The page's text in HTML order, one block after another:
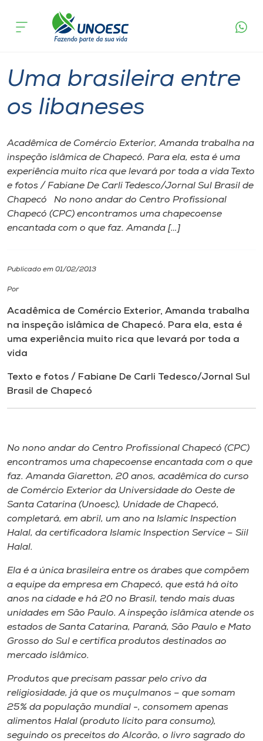
Cursos
Pesquisa
Portal de Ensino
A
Unoesc
I.nova
Diplomados
Cultura
CPA
Editora
Rádio
Museu
Unoesc
Store
Selecione
Uma brasileira entre
os libaneses
Acadêmica de Comércio Exterior, Amanda trabalha na
inspeção islâmica de Chapecó. Para ela, esta é uma
experiência muito rica que levará por toda a vida Texto
e fotos / Fabiane De Carli Tedesco/Jornal Sul Brasil de
Chapecó No nono andar do Centro Profissional
Chapecó (CPC) encontramos uma chapecoense
encantada com o que faz. Amanda […]
Publicado em 01/02/2013
Por
Acadêmica de Comércio Exterior, Amanda trabalha
na inspeção islâmica de Chapecó. Para ela, esta é
uma experiência muito rica que levará por toda a
vida
Texto e fotos / Fabiane De Carli Tedesco/Jornal Sul
Brasil de Chapecó
No nono andar do Centro Profissional Chapecó (CPC)
encontramos uma chapecoense encantada com o que
faz. Amanda Giaretton, 20 anos, acadêmica do curso
de Comércio Exterior da Universidade do Oeste de
Santa Catarina (Unoesc), Unidade de Chapecó,
completará, em abril, um ano na Islamic Inspection
Halal, da certificadora Islamic Inspection Service – Siil
Halal.
Ela é a única brasileira entre os árabes que compõem
a equipe da empresa em Chapecó, que está há oito
anos na cidade e há 20 no Brasil, tendo mais duas
unidades em São Paulo. A inspeção islâmica atende os
estados de Santa Catarina, Paraná, São Paulo e Mato
Grosso do Sul e certifica produtos destinados ao
mercado islâmico.
Produtos que precisam passar pelo crivo da
religiosidade, já que os muçulmanos – que somam
25% da população mundial -, consomem apenas
alimentos Halal (produto lícito para consumo),
seguindo os preceitos do Alcorão, o livro sagrado do